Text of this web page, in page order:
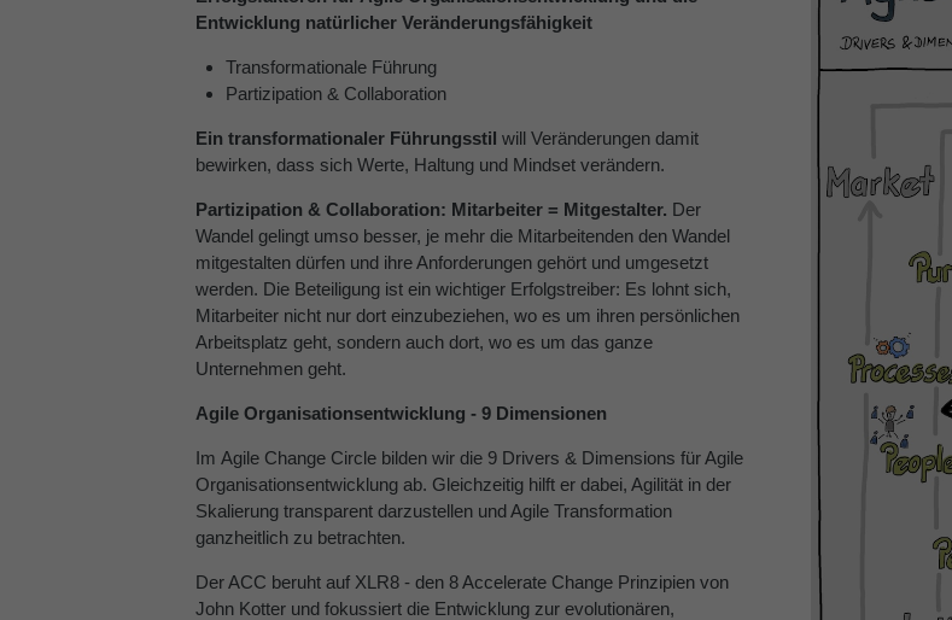
Entwicklung natürlicher Veränderungsfähigkeit
Transformationale Führung
Partizipation & Collaboration
Ein transformationaler Führungsstil will Veränderungen damit
bewirken, dass sich Werte, Haltung und Mindset verändern.
Partizipation & Collaboration: Mitarbeiter = Mitgestalter. Der
Wandel gelingt umso besser, je mehr die Mitarbeitenden den Wandel
mitgestalten dürfen und ihre Anforderungen gehört und umgesetzt
werden. Die Beteiligung ist ein wichtiger Erfolgstreiber: Es lohnt sich,
Mitarbeiter nicht nur dort einzubeziehen, wo es um ihren persönlichen
Arbeitsplatz geht, sondern auch dort, wo es um das ganze
Unternehmen geht.
Agile Organisationsentwicklung - 9 Dimensionen
Im Agile Change Circle bilden wir die 9 Drivers & Dimensions für Agile
Organisationsentwicklung ab. Gleichzeitig hilft er dabei, Agilität in der
Skalierung transparent darzustellen und Agile Transformation
ganzheitlich zu betrachten.
Der ACC beruht auf XLR8 - den 8 Accelerate Change Prinzipien von
John Kotter und fokussiert die Entwicklung zur evolutionären,